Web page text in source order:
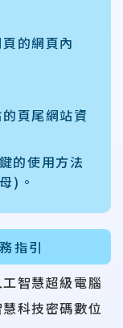
的網頁內
頁尾網站資
的使用方法
)。
指引
智慧超級電腦
科技密碼數位